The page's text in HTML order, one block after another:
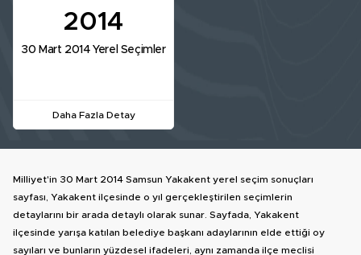
2014
30 Mart 2014 Yerel Seçimler
Daha Fazla Detay
Milliyet'in 30 Mart 2014 Samsun Yakakent yerel seçim sonuçları
sayfası, Yakakent ilçesinde o yıl gerçekleştirilen seçimlerin
detaylarını bir arada detaylı olarak sunar. Sayfada, Yakakent
ilçesinde yarışa katılan belediye başkanı adaylarının elde ettiği oy
sayıları ve bunların yüzdesel ifadeleri, aynı zamanda ilçe meclisi